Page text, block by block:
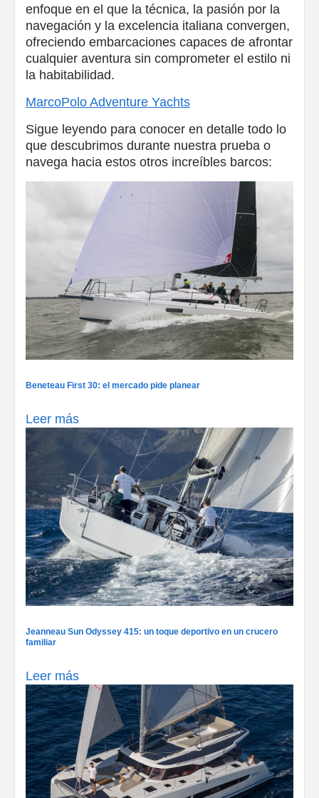
enfoque en el que la técnica, la pasión por la
navegación y la excelencia italiana convergen,
ofreciendo embarcaciones capaces de afrontar
cualquier aventura sin comprometer el estilo ni
la habitabilidad.
MarcoPolo Adventure Yachts
Sigue leyendo para conocer en detalle todo lo
que descubrimos durante nuestra prueba o
navega hacia estos otros increíbles barcos:
Beneteau First 30: el mercado pide planear
Leer más
Jeanneau Sun Odyssey 415: un toque deportivo en un crucero
familiar
Leer más